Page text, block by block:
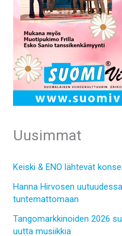
Uusimmat
Keiski & ENO lähtevät
Hanna Hirvosen
tuntemattomaan
Tangomarkkinoiden 2026
uutta musiikkia